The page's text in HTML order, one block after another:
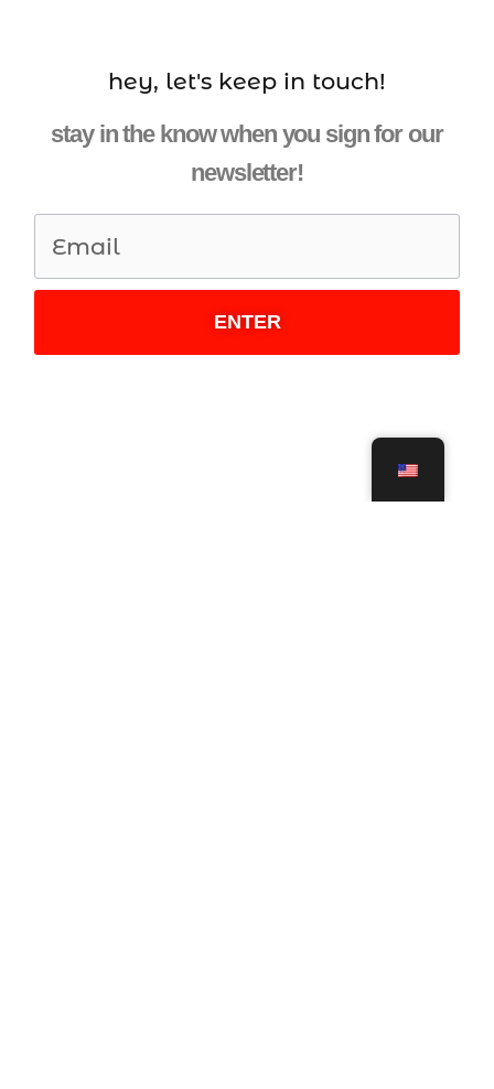
hey, let's keep in touch!
stay in the know when you sign for our
newsletter!
ENTER